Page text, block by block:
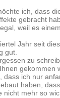
ich, dass
gebracht
weil es
Jahr seit
gut.
zu
gekommen
dass ich nur
haben,
nicht mehr so